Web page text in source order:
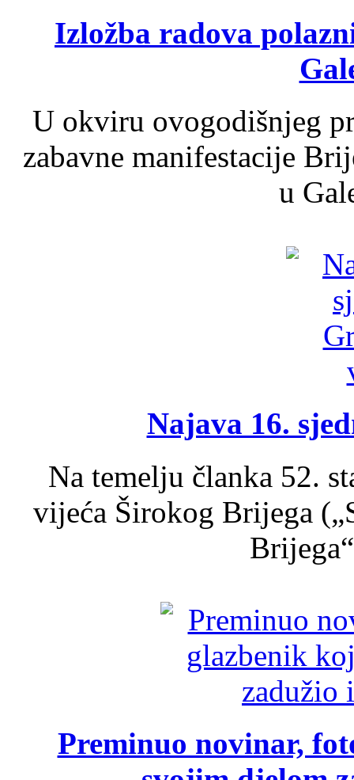
Izložba radova
U okviru ovogodišnjeg
zabavne manifestacije
u
Najava 16.
Na temelju članka 52.
vijeća Širokog Brijega
Preminuo novinar,